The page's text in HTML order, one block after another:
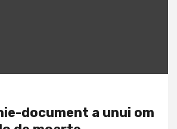
document a unui om